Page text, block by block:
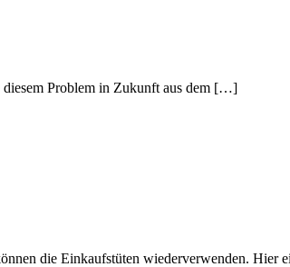
diesem Problem in Zukunft aus dem […]
die Einkaufstüten wiederverwenden.